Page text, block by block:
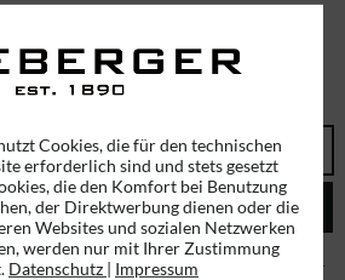
UNSEREN NEWSLETTER!
EINEN 5 EURO GUTSCHEIN
ABSENDEN
zur Kenntnis genommen.
Cookies, die für den technischen
erforderlich sind und stets gesetzt
die den Komfort bei Benutzung
der Direktwerbung dienen oder die
Websites und sozialen Netzwerken
werden nur mit Ihrer Zustimmung
Datenschutz | Impressum